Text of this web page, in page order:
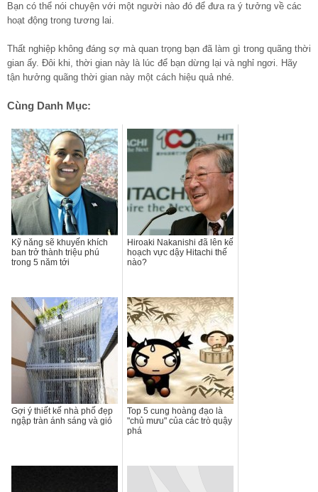
Bạn có thể nói chuyện với một người nào đó để đưa ra ý tưởng về các
hoạt động trong tương lai.
Thất nghiệp không đáng sợ mà quan trọng bạn đã làm gì trong quãng thời
gian ấy. Đôi khi, thời gian này là lúc để bạn dừng lại và nghỉ ngơi. Hãy
tận hưởng quãng thời gian này một cách hiệu quả nhé.
Cùng Danh Mục:
Kỹ năng sẽ khuyến khích
ban trở thành triệu phú
trong 5 năm tới
Hiroaki Nakanishi đã lên kế
hoạch vực dậy Hitachi thế
nào?
Gợi ý thiết kế nhà phố đẹp
ngập tràn ánh sáng và gió
Top 5 cung hoàng đạo là
"chủ mưu" của các trò quậy
phá